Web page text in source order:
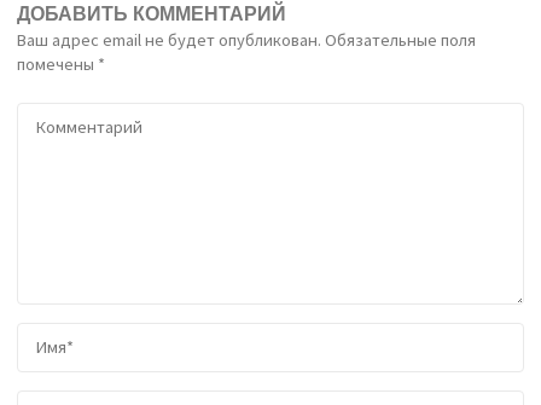
ДОБАВИТЬ КОММЕНТАРИЙ
Ваш адрес email не будет опубликован. Обязательные поля
помечены *